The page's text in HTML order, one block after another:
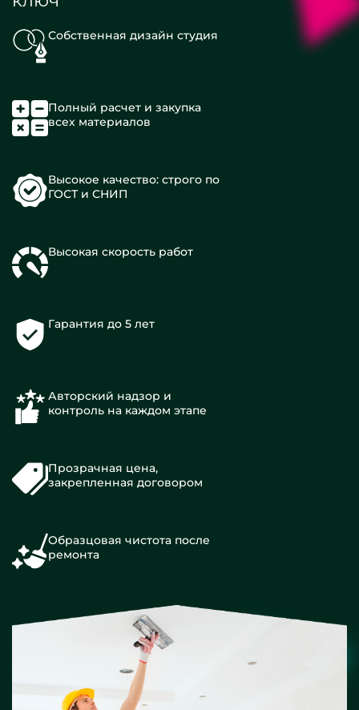
Собственная дизайн студия
Полный расчет и закупка
всех материалов
Высокое качество: строго по
ГОСТ и СНИП
Высокая скорость работ
Гарантия до 5 лет
Авторский надзор и
контроль на каждом этапе
Прозрачная цена,
закрепленная договором
Образцовая чистота после
ремонта